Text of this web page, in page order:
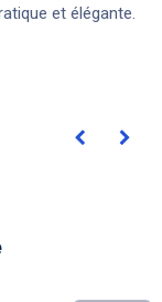
et élégante.